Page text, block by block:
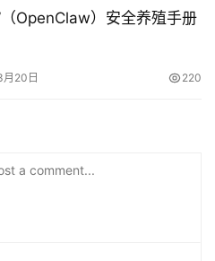
（OpenClaw）安全养殖手册
20日 220
a comment...